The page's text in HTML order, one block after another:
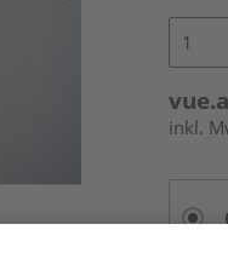
inkl.